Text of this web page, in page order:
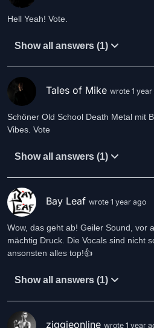
Show all answers (1)
Tales of Mike wrote 1 year
Schöner Old School Death Metal mit
Vibes. Vote
Show all answers (1)
Bay Leaf wrote 1 year ago
Wow, das geht ab! Geiler Sound, vor
mächtig Druck. Die Vocals sind nicht
ansonsten alles top!👍
Show all answers (1)
ziggieonline wrote 1 year